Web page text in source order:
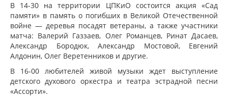
В 14-30 на территории ЦПКиО состоится акция «Сад
памяти» в память о погибших в Великой Отечественной
войне — деревья посадят ветераны, а также участники
матча: Валерий Газзаев, Олег Романцев, Ринат Дасаев,
Александр Бородюк, Александр Мостовой, Евгений
Алдонин, Олег Веретенников и другие.
В 16-00 любителей живой музыки ждет выступление
детского духового оркестра и театра эстрадной песни
«Ассорти».